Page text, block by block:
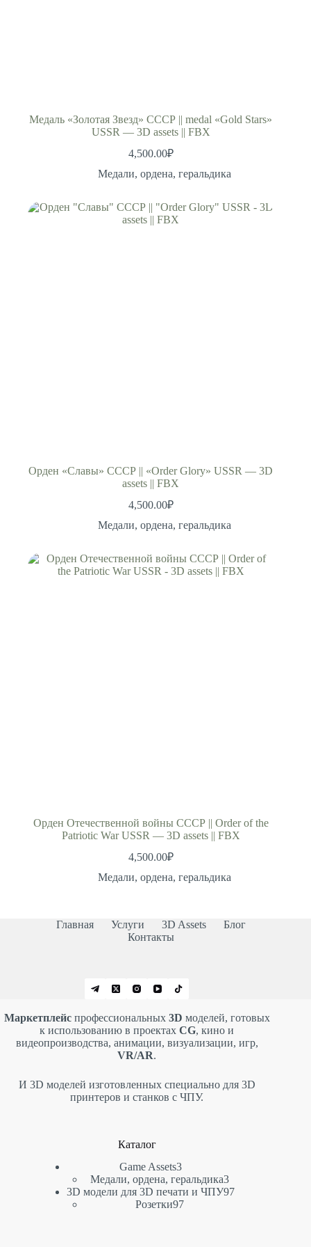
Медаль «Золотая Звезд» СССР || medal «Gold Stars»
USSR — 3D assets || FBX
4,500.00₽
Медали, ордена, геральдика
Орден «Славы» СССР || «Order Glory» USSR — 3D
assets || FBX
4,500.00₽
Медали, ордена, геральдика
Орден Отечественной войны СССР || Order of the
Patriotic War USSR — 3D assets || FBX
4,500.00₽
Медали, ордена, геральдика
Главная Услуги 3D Assets
Блог
Контакты
Маркетплейспрофессиональных 3D моделей, готовых
к использованию в проектахCG, кино и
видеопроизводства, анимации, визуализации, игр,
VR/AR.
И 3D моделей изготовленных специально для 3D
принтеров и станков с ЧПУ.
Каталог
Game Assets33
товара
Медали, ордена, геральдика33
товара
3D модели для 3D печати и ЧПУ9797
Розетки9797